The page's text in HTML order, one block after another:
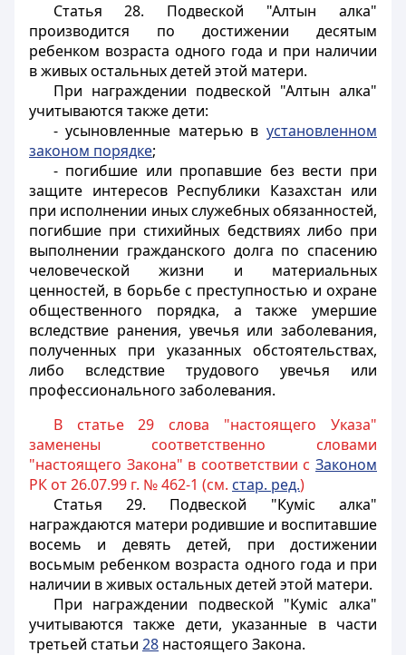
Статья 28. Подвеской "Алтын алка"
производится по достижении десятым
ребенком возраста одного года и при наличии
в живых остальных детей этой матери.
При награждении подвеской "Алтын алка"
учитываются также дети:
- усыновленные матерью в установленном
законом порядке;
- погибшие или пропавшие без вести при
защите интересов Республики Казахстан или
при исполнении иных служебных обязанностей,
погибшие при стихийных бедствиях либо при
выполнении гражданского долга по спасению
человеческой жизни и материальных
ценностей, в борьбе с преступностью и охране
общественного порядка, а также умершие
вследствие ранения, увечья или заболевания,
полученных при указанных обстоятельствах,
либо вследствие трудового увечья или
профессионального заболевания.
В статье 29 слова "настоящего Указа"
заменены соответственно словами
"настоящего Закона" в соответствии с Законом
РК от 26.07.99 г. № 462-1 (см. стар. ред.)
Статья 29. Подвеской "Кумiс алка"
награждаются матери родившие и воспитавшие
восемь и девять детей, при достижении
восьмым ребенком возраста одного года и при
наличии в живых остальных детей этой матери.
При награждении подвеской "Кумiс алка"
учитываются также дети, указанные в части
третьей статьи 28 настоящего Закона.